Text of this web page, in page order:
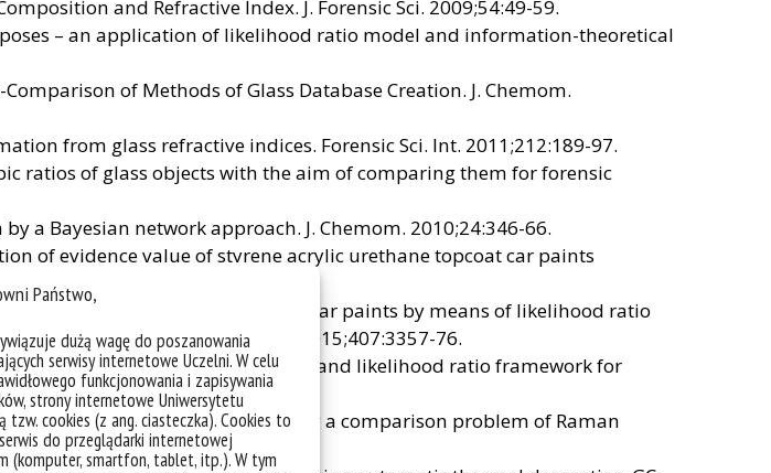
Państwo,
dużą wagę do poszanowania
serwisy internetowe Uczelni. W celu
funkcjonowania i zapisywania
strony internetowe Uniwersytetu
cookies (z ang. ciasteczka). Cookies to
do przeglądarki internetowej
(komputer, smartfon, tablet, itp.). W tym
and Refractive Index. J. Forensic Sci. 2009;54:49-59.
– an application of likelihood ratio model and information-theoretical
of Methods of Glass Database Creation. J. Chemom.
from glass refractive indices. Forensic Sci. Int. 2011;212:189-97.
ratios of glass objects with the aim of comparing them for forensic
a Bayesian network approach. J. Chemom. 2010;24:346-66.
of evidence value of styrene acrylic urethane topcoat car paints
58.
polymers and Raman spectra of car paints by means of likelihood ratio
Anal. Bioanal. Chem. 2015;407:3357-76.
combining chemometrics and likelihood ratio framework for
46.
likelihood ratio approach in solving a comparison problem of Raman
83.